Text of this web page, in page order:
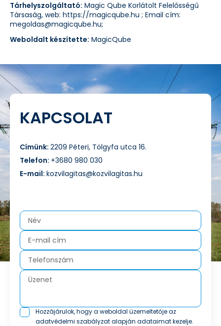
Tárhelyszolgáltató: Magic Qube Korlátolt Felelősségű
Társaság, web: https://magicqube.hu ; Email cím:
megoldas@magicqube.hu;
Weboldalt készítette: MagicQube
KAPCSOLAT
Címünk: 2209 Péteri, Tölgyfa utca 16.
Telefon: +3680 980 030
E-mail: kozvilagitas@kozvilagitas.hu
Hozzájárulok, hogy a weboldal üzemeltetője az
adatvédelmi szabályzatalapján adataimat kezelje.